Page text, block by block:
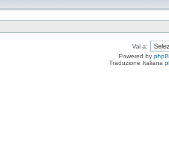
Vai a:
Powered by
Traduzione Italiana